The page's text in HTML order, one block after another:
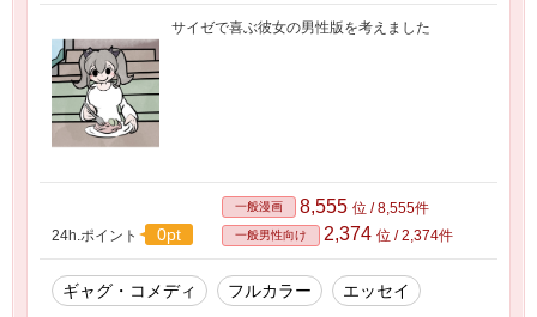
サイゼで喜ぶ彼女の男性版を考えました
24h.ポイント 0pt
一般漫画 8,555 位 / 8,555件
一般男性向け 2,374 位 / 2,374件
ギャグ・コメディ フルカラー エッセイ